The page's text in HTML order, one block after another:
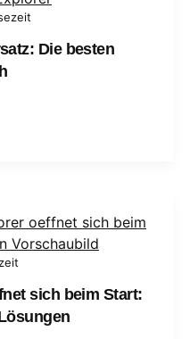
Die besten
sich beim Start: